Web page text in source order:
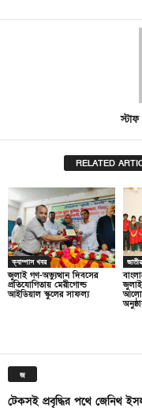
RELATED
ক্যাম্পাস খবর
জুলাই গণ-অভ্যুত্থান দিবসের
প্রতিযোগিতায় মেরীগোল্ড
আইডিয়াল স্কুলের সাফল্য
জাতীয়
জ
টেকসই প্রবৃদ্ধির পথে জেনিথ